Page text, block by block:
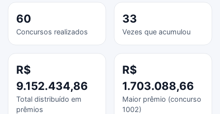
60
Concursos realizados
33
Vezes que acumulou
R$
9.152.434,86
Total distribuído em
prêmios
R$
1.703.088,66
Maior prêmio (concurso
1002)